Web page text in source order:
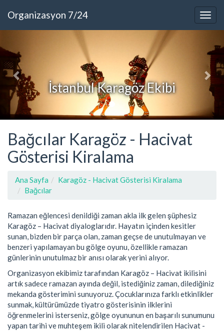
Organizasyon 7/24
İstanbul Karagöz Ekibi
Bağcılar Karagöz - Hacivat
Gösterisi Kiralama
Ana Sayfa
Karagöz - Hacivat Gösterisi Kiralama
Bağcılar
Ramazan eğlencesi denildiği zaman akla ilk gelen şüphesiz
Karagöz – Hacivat diyaloglarıdır. Hayatın içinden kesitler
sunan, bizden bir parça olan, zaman geçse de unutulmayan ve
benzeri yapılamayan bu gölge oyunu, özellikle ramazan
günlerinin unutulmaz bir anısı olarak yerini alıyor.
Organizasyon ekibimiz tarafından Karagöz – Hacivat ikilisini
artık sadece ramazan ayında değil, istediğiniz zaman, dilediğiniz
mekanda gösterimini sunuyoruz. Çocuklarınıza farklı etkinlikler
sunmak, kültürümüzde tiyatro gösterisinin ilklerini
öğrenmelerini isterseniz, gölge oyununun en başarılı sunumunu
yapan tarihi ve muhteşem ikili olarak nitelendirilen Hacivat -